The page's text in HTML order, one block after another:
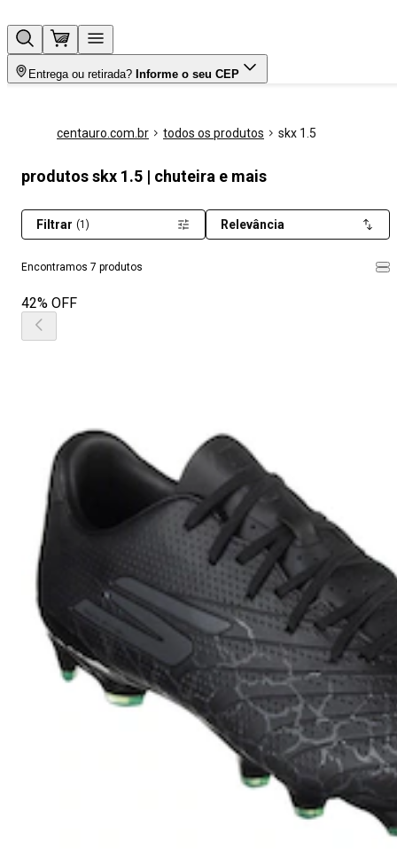
Entrega ou retirada? Informe o seu CEP
centauro.com.br todos os produtos skx 1.5
produtos skx 1.5 | chuteira e mais
Encontramos 7 produtos
Filtrar (1) Relevância
42% OFF